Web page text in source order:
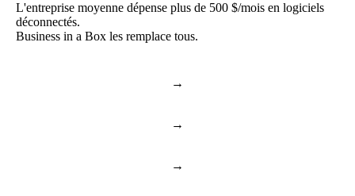
L'entreprise moyenne dépense plus de 500 $/mois en logiciels
déconnectés.
Business in a Box les remplace tous.
→
→
→